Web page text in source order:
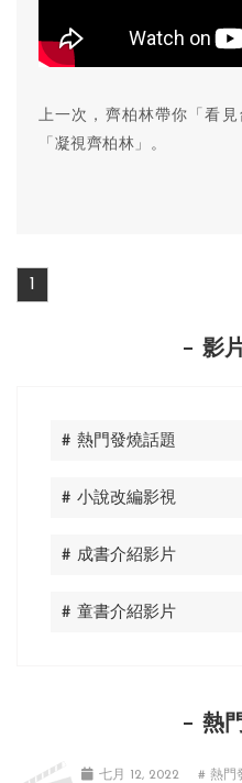
上一次，齊柏林帶你「看
「凝視齊柏林」。
1
影
# 熱門發燒話題
# 小說改編影視
# 成書介紹影片
# 童書介紹影片
熱
七月 12, 2022 # 熱門